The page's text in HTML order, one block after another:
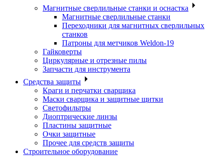
Магнитные сверлильные станки и оснастка
Магнитные сверлильные станки
Переходники для магнитных сверлильных
станков
Патроны для метчиков Weldon-19
Гайковерты
Циркулярные и отрезные пилы
Запчасти для инструмента
Средства защиты
Краги и перчатки сварщика
Маски сварщика и защитные щитки
Светофильтры
Диоптрические линзы
Пластины защитные
Очки защитные
Прочее для средств защиты
Строительное оборудование